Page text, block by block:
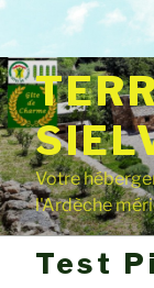
Votre
l'Ardèche
Test